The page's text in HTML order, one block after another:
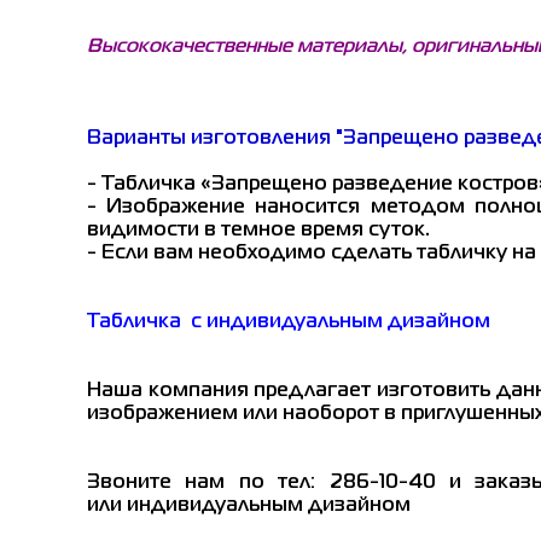
Высококачественные материалы,
Варианты изготовления "Запрещено
- Табличка «Запрещено разведение
- Изображение наносится методом
видимости в темное время суток.
- Если вам необходимо сделать табличку
Табличка с индивидуальным дизайном
Наша компания предлагает изготовить
изображением или наоборот в
Звоните нам по тел: 286-10-40 и
или индивидуальным дизайном